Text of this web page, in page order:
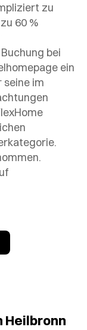
zu
60 %
bei
ein
im
Heilbronn